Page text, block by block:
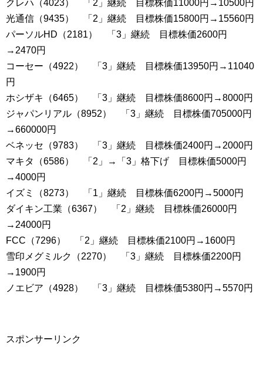
クレハ（4023） 「2」継続 目標株価11000円→10500円
光通信（9435） 「2」継続 目標株価15800円→15560円
パーソルHD（2181） 「3」継続 目標株価2600円
→2470円
コーセー（4922） 「3」継続 目標株価13950円→11040
円
ホシザキ（6465） 「3」継続 目標株価8600円→8000円
ジャパンリアル（8952） 「3」継続 目標株価705000円
→660000円
ベネッセ（9783） 「3」継続 目標株価2400円→2000円
マキタ（6586） 「2」→「3」格下げ 目標株価5000円
→4000円
イズミ（8273） 「1」継続 目標株価6200円→5000円
ダイキン工業（6367） 「2」継続 目標株価26000円
→24000円
FCC（7296） 「2」継続 目標株価2100円→1600円
雪印メグミルク（2270） 「3」継続 目標株価2200円
→1900円
ノエビア（4928） 「3」継続 目標株価5380円→5570円
スポンサーリンク